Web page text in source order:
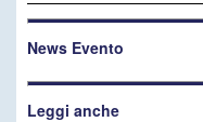
News Evento
Leggi anche